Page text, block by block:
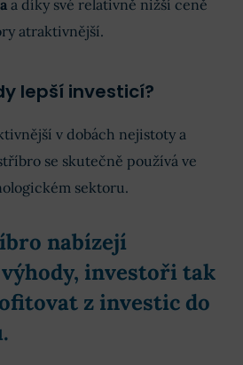
a díky své relativně nižší ceně
atraktivnější.
lepší investicí?
v dobách nejistoty a
se skutečně používá ve
sektoru.
nabízejí
investoři tak
z investic do